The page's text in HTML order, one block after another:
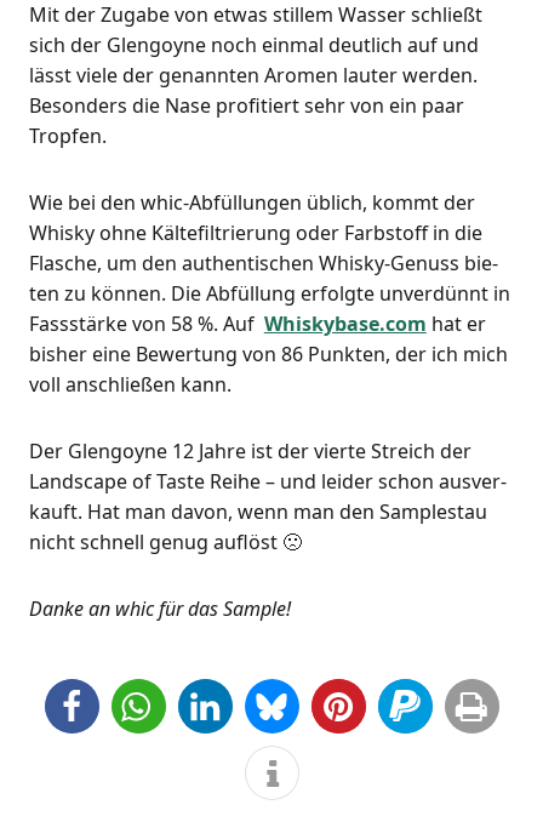
Mit der Zuga­be von etwas stil­lem Was­ser schließt
sich der Glen­goy­ne noch ein­mal deut­lich auf und
lässt vie­le der genann­ten Aro­men lau­ter wer­den.
Beson­ders die Nase pro­fi­tiert sehr von ein paar
Tropfen.
Wie bei den whic-Abfül­lun­gen üblich, kommt der
Whis­ky ohne Käl­te­fil­trie­rung oder Farb­stoff in die
Fla­sche, um den authen­ti­schen Whis­ky-Genuss bie­
ten zu kön­nen. Die Abfül­lung erfolg­te unver­dünnt in
Fass­stär­ke von 58 %. Auf Whiskybase.com hat er
bis­her eine Bewer­tung von 86 Punk­ten, der ich mich
voll anschlie­ßen kann.
Der Glen­goy­ne 12 Jah­re ist der vier­te Streich der
Land­scape of Tas­te Rei­he – und lei­der schon aus­ver­
kauft. Hat man davon, wenn man den Samplestau
nicht schnell genug auflöst 🙁
Dan­ke an whic für das Sample!